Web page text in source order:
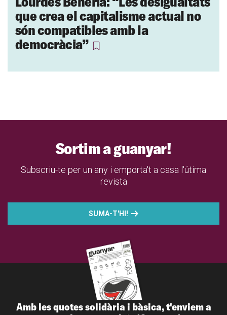
que crea el capitalisme actual no
són compatibles amb la
democràcia”
Sortim a guanyar!
Subscriu-te per un any i emporta't a casa l'útima
revista
SUMA-T'HI!
Amb les quotes solidària i bàsica, t'enviem a